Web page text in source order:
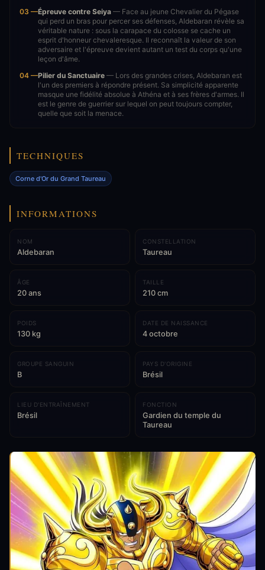
03 —Épreuve contre Seiya — Face au jeune Chevalier du Pégase
qui perd un bras pour percer ses défenses, Aldebaran révèle sa
véritable nature : sous la carapace du colosse se cache un
esprit d'honneur chevaleresque. Il reconnaît la valeur de son
adversaire et l'épreuve devient autant un test du corps qu'une
leçon d'âme.
04 —Pilier du Sanctuaire — Lors des grandes crises, Aldebaran est
l'un des premiers à répondre présent. Sa simplicité apparente
masque une fidélité absolue à Athéna et à ses frères d'armes. Il
est le genre de guerrier sur lequel on peut toujours compter,
quelle que soit la menace.
TECHNIQUES
Corne d'Or du Grand Taureau
INFORMATIONS
NOM
Aldebaran
CONSTELLATION
Taureau
ÂGE
20 ans
TAILLE
210 cm
POIDS
130 kg
DATE DE NAISSANCE
4 octobre
GROUPE SANGUIN
B
PAYS D'ORIGINE
Brésil
LIEU D'ENTRAÎNEMENT
Brésil
FONCTION
Gardien du temple du
Taureau